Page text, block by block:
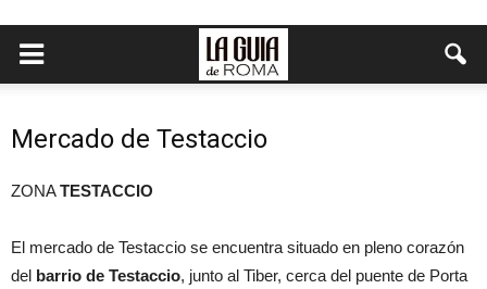
Mercado de Testaccio
ZONATESTACCIO
El mercado de Testaccio se encuentra situado en pleno corazón
del barrio de Testaccio, junto al Tiber, cerca del puente de Porta